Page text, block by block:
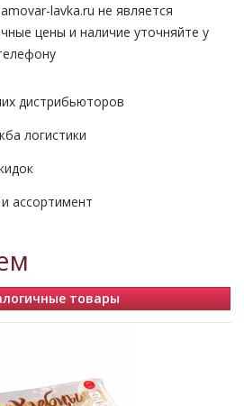
lavka.ru не является
цены и наличие уточняйте у
дистрибьюторов
логистики
ассортимент
товары